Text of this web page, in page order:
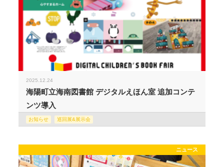
2025.12.24
海陽町立海南図書館 デジタルえほん室 追加コンテ
ンツ導入
お知らせ 巡回展&展示会
ニュース